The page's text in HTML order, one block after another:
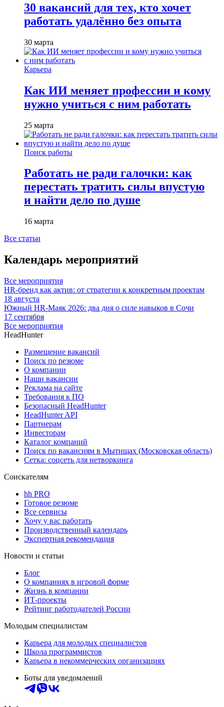
30 вакансий для тех, кто хочет
работать удалённо без опыта
30 марта
Карьера
Как ИИ меняет профессии и кому
нужно учиться с ним работать
25 марта
Поиск работы
Работать не ради галочки: как
перестать тратить силы впустую
и найти дело по душе
16 марта
Все статьи
Календарь мероприятий
Все мероприятия
HR-бренд как актив: от стратегии к конкретным проектам
18 августа
Южный HR-Маяк 2026: два дня о силе навыков в Сочи
17 сентября
Все мероприятия
HeadHunter
Размещение вакансий
Поиск по резюме
О компании
Наши вакансии
Реклама на сайте
Требования к ПО
Безопасный HeadHunter
HeadHunter API
Партнерам
Инвесторам
Каталог компаний
Поиск по вакансиям в Мытищах (Московская область)
Сетка: соцсеть для нетворкинга
Соискателям
hh PRO
Готовое резюме
Все сервисы
Хочу у вас работать
Производственный календарь
Экспертная рекомендация
Новости и статьи
Блог
О компаниях в игровой форме
Жизнь в компании
ИТ-проекты
Рейтинг работодателей России
Молодым специалистам
Карьера для молодых специалистов
Школа программистов
Карьера в некоммерческих организациях
Боты для уведомлений